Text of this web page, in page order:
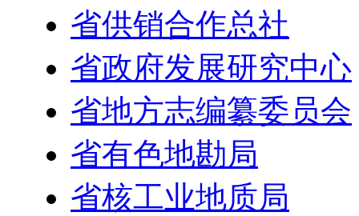
省供销合作总社
省政府发展研究中心
省地方志编纂委员会
省有色地勘局
省核工业地质局